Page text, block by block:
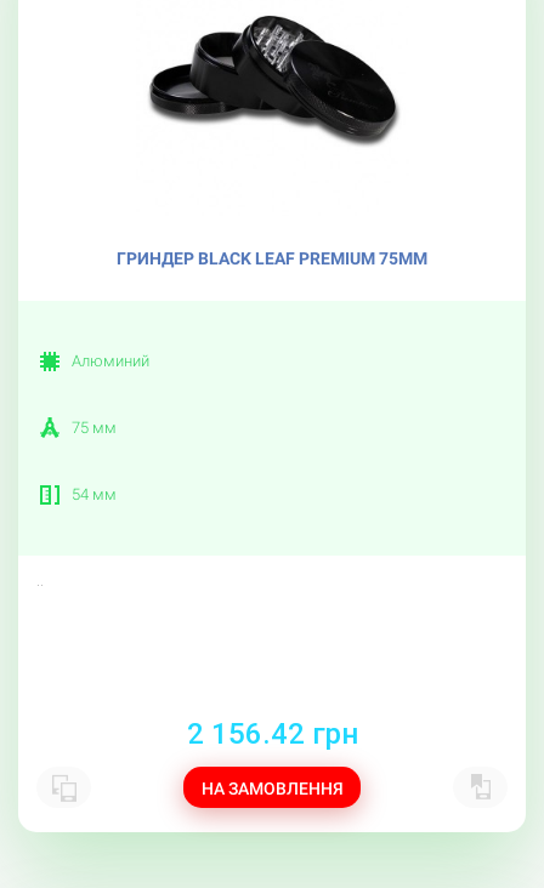
ГРИНДЕР BLACK LEAF PREMIUM 75ММ
Алюминий
75 мм
54 мм
2 156.42 грн
НА ЗАМОВЛЕННЯ